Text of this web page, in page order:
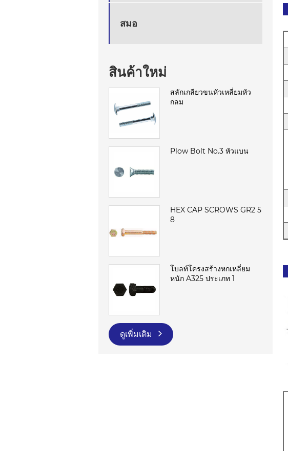
สมอ
สินค้าใหม่
สลักเกลียวขนหัวเหลี่ยมหัว
กลม
Plow Bolt No.3 หัวแบน
HEX CAP SCROWS GR2 5
8
โบลท์โครงสร้างหกเหลี่ยม
หนัก A325 ประเภท 1
ดูเพิ่มเติม